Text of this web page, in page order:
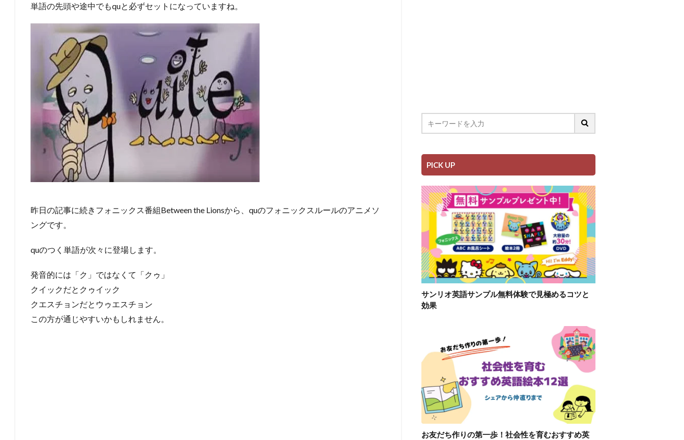
単語の先頭や途中でもquと必ずセットになっていますね。
昨日の記事に続きフォニックス番組Between the Lionsから、quのフォニックスルールのアニメソ
ングです。
quのつく単語が次々に登場します。
発音的には「ク」ではなくて「クゥ」
クイックだとクゥイック
クエスチョンだとウゥエスチョン
この方が通じやすいかもしれません。
PICK UP
サンリオ英語サンプル無料体験で見極めるコツと
効果
お友だち作りの第一歩！社会性を育むおすすめ英